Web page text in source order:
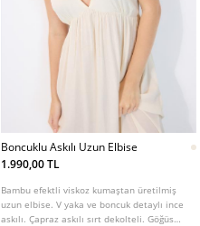
Boncuklu Askılı Uzun Elbise
1.990,00 TL
Bambu efektli viskoz kumaştan üretilmiş
uzun elbise. V yaka ve boncuk detaylı ince
askılı. Çapraz askılı sırt dekolteli. Göğüs